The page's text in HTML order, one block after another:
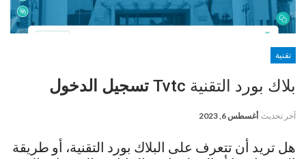
تقنية
بلاك بورد التقنية Tvtc تسجيل الدخول
آخر تحديث أغسطس 6, 2023
هل تريد أن تتعرف على البلاك بورد التقنية، أو طريقة